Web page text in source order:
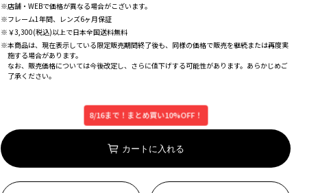
※店舗・WEBで価格が異なる場合がこざいます。
※フレーム1年間、レンズ6ヶ月保証
※￥3,300(税込)以上で日本全国送料無料
※本商品は、現在表示している限定販売期間終了後も、同様の価格で販売を継続または再度実
施する場合があります。
なお、販売価格については今後改定し、さらに値下げする可能性があります。あらかじめご
了承ください。
8/16まで！まとめ買い10%OFF！
カートに入れる